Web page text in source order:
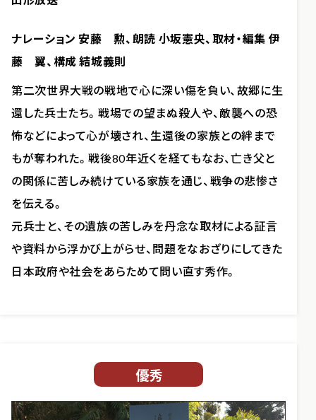
ナレーション 安藤 勲、朗読 小坂憲央、取材・編集 伊
藤 翼、構成 結城義則
第二次世界大戦の戦地で心に深い傷を負い、故郷に生
還した兵士たち。戦場での望まぬ殺人や、敵襲への恐
怖などによって心が壊され、生還後の家族との絆まで
もが奪われた。戦後80年近くを経てもなお、亡き父と
の関係に苦しみ続けている家族を通じ、戦争の悲惨さ
を伝える。
元兵士と、その遺族の苦しみを丹念な取材による証言
や資料から浮かび上がらせ、問題をなおざりにしてきた
日本政府や社会をあらためて問い直す秀作。
優秀